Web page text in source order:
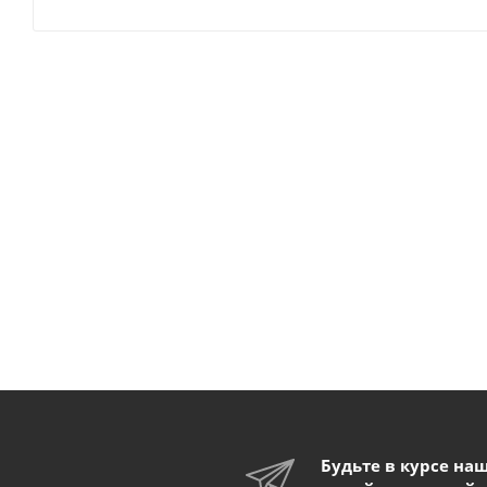
Будьте в курсе